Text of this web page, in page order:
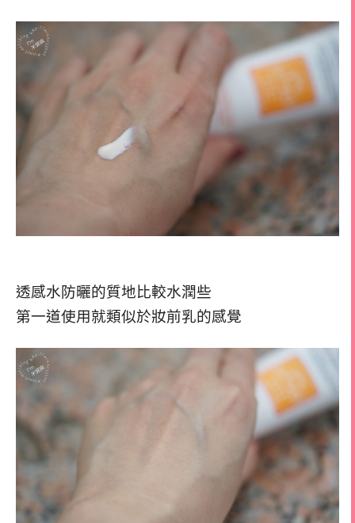
透感水防曬的質地比較水潤些
第一道使用就類似於妝前乳的感覺